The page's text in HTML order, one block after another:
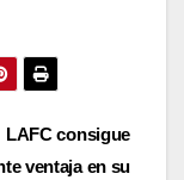
LAFC consigue
ventaja en su